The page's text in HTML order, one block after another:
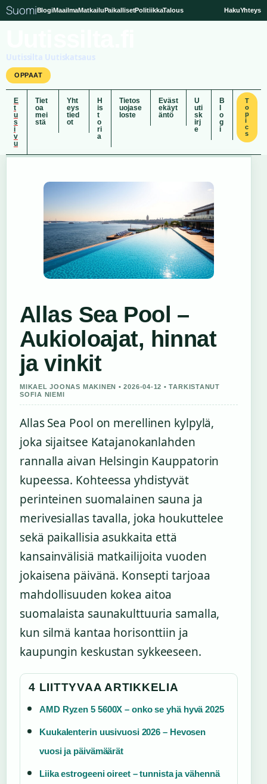
SuomiBlogiMaailmaMatkailuPaikallisetPolitiikkaTalous HakuYhteys
Uutissilta Uutiskatsaus
OPPAAT
E
t
u
s
i
v
u
Tiet
oa
mei
stä
Yht
eys
tied
ot
H
is
t
o
ri
a
Tietos
uojase
loste
Eväst
ekäyt
äntö
U
uti
sk
irj
e
B
o
g
i
T
o
p
i
c
s
Allas Sea Pool –
Aukioloajat, hinnat
ja vinkit
MIKAEL JOONAS MAKINEN • 2026-04-12 • TARKISTANUT
SOFIA NIEMI
Allas Sea Pool on merellinen kylpylä,
joka sijaitsee Katajanokanlahden
rannalla aivan Helsingin Kauppatorin
kupeessa. Kohteessa yhdistyvät
perinteinen suomalainen sauna ja
merivesiallas tavalla, joka houkuttelee
sekä paikallisia asukkaita että
kansainvälisiä matkailijoita vuoden
jokaisena päivänä. Konsepti tarjoaa
mahdollisuuden kokea aitoa
suomalaista saunakulttuuria samalla,
kun silmä kantaa horisonttiin ja
kaupungin keskustan sykkeeseen.
4 LIITTYVAA ARTIKKELIA
AMD Ryzen 5 5600X – onko se yhä hyvä 2025
Kuukalenterin uusivuosi 2026 – Hevosen
vuosi ja päivämäärät
Liika estrogeeni oireet – tunnista ja vähennä